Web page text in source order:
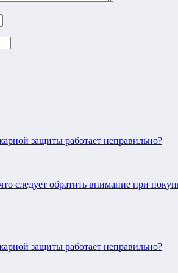
защиты работает неправильно?
следует обратить внимание при
защиты работает неправильно?